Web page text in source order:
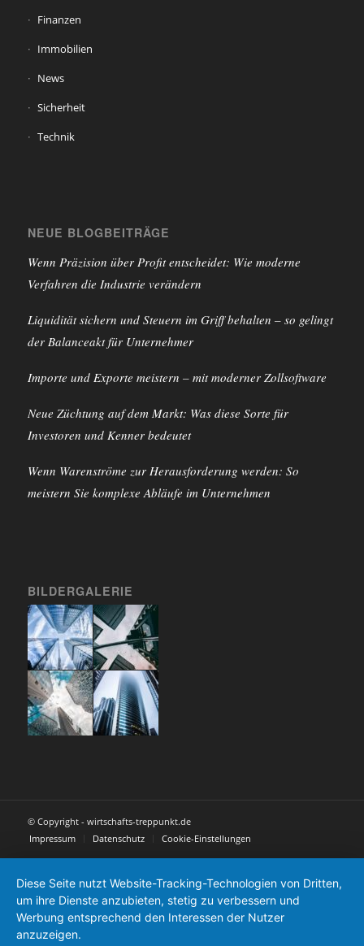
Finanzen
Immobilien
News
Sicherheit
Technik
NEUE BLOGBEITRÄGE
Wenn Präzision über Profit entscheidet: Wie moderne
Verfahren die Industrie verändern
Liquidität sichern und Steuern im Griff behalten – so gelingt
der Balanceakt für Unternehmer
Importe und Exporte meistern – mit moderner Zollsoftware
Neue Züchtung auf dem Markt: Was diese Sorte für
Investoren und Kenner bedeutet
Wenn Warenströme zur Herausforderung werden: So
meistern Sie komplexe Abläufe im Unternehmen
BILDERGALERIE
© Copyright - wirtschafts-treppunkt.de
Impressum
Datenschutz Cookie-Einstellungen
Diese Seite nutzt Website-Tracking-Technologien von Dritten,
um ihre Dienste anzubieten, stetig zu verbessern und
Werbung entsprechend den Interessen der Nutzer
anzuzeigen.